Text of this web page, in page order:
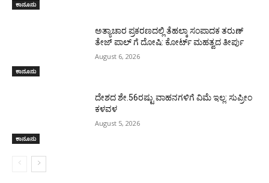
ಕಾನೂನು
ಕಾನೂನು
ಅತ್ಯಾಚಾರ ಪ್ರಕರಣದಲ್ಲಿ ತೆಹಲ್ಕಾ ಸಂಪಾದಕ ತರುಣ್‌
ತೇಜ್‌ ಪಾಲ್‌ ಗೆ ದೋಷಿ: ಕೋರ್ಟ್‌ ಮಹತ್ವದ ತೀರ್ಪು
August 6, 2026
ಕಾನೂನು
ದೇಶದ ಶೇ.56ರಷ್ಟು ವಾಹನಗಳಿಗೆ ವಿಮೆ ಇಲ್ಲ: ಸುಪ್ರೀಂ
ಕಳವಳ
August 5, 2026